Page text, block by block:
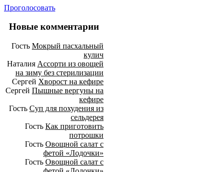
Проголосовать
Новые комментарии
Гость Мокрый пасхальный
кулич
Наталия Ассорти из овощей
на зиму без стерилизации
Сергей Хворост на кефире
Сергей Пышные вергуны на
кефире
Гость Суп для похудения из
сельдерея
Гость Как приготовить
потрошки
Гость Овощной салат с
фетой «Лодочки»
Гость Овощной салат с